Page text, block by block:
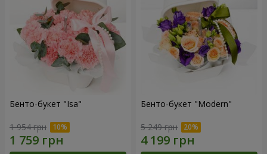
Бенто-букет "Isa"
1 954 грн
Бенто-букет "Modern"
5 249 грн